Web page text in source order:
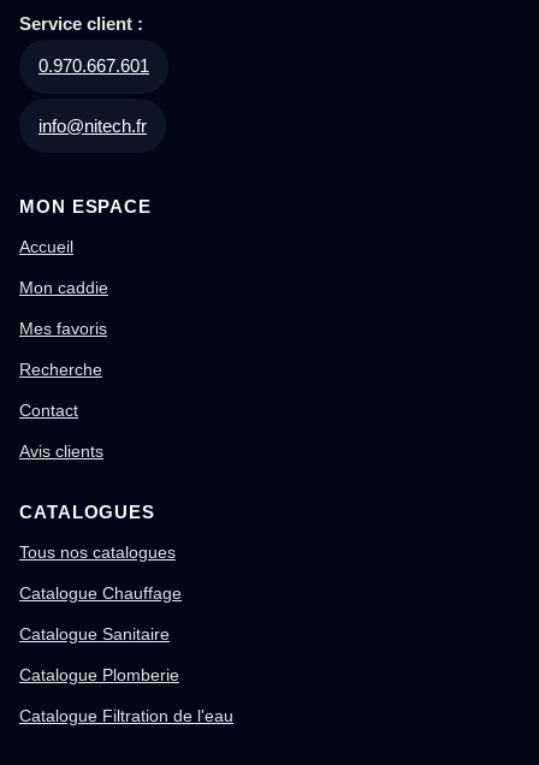
Service client :
0.970.667.601
info@nitech.fr
MON ESPACE
Accueil
Mon caddie
Mes favoris
Recherche
Contact
Avis clients
CATALOGUES
Tous nos catalogues
Catalogue Chauffage
Catalogue Sanitaire
Catalogue Plomberie
Catalogue Filtration de l'eau